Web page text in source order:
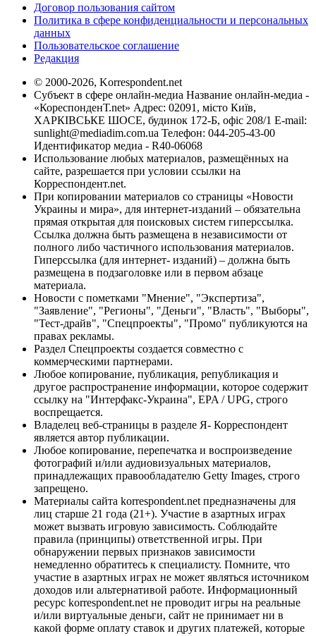
Договор пользования сайтом
Политика в сфере конфиденциальности и персональных
данных
Пользовательское соглашение
Редакция
© 2000-2026, Korrespondent.net
Субъект в сфере онлайн-медиа Название онлайн-медиа -
«КореспонденТ.net» Адрес: 02091, місто Київ,
ХАРКІВСЬКЕ ШОСЕ, будинок 172-Б, офіс 208/1 E-mail:
sunlight@mediadim.com.ua Телефон: 044-205-43-00
Идентификатор медиа - R40-06068
Использование любых материалов, размещённых на
сайте, разрешается при условии ссылки на
Корреспондент.net.
При копировании материалов со страницы «Новости
Украины и мира», для интернет-изданий – обязательна
прямая открытая для поисковых систем гиперссылка.
Ссылка должна быть размещена в независимости от
полного либо частичного использования материалов.
Гиперссылка (для интернет- изданий) – должна быть
размещена в подзаголовке или в первом абзаце
материала.
Новости с пометками "Мнение", "Экспертиза",
"Заявление", "Регионы", "Деньги", "Власть", "Выборы",
"Тест-драйв", "Спецпроекты", "Промо" публикуются на
правах рекламы.
Раздел Спецпроекты создается совместно с
коммерческими партнерами.
Любое копирование, публикация, републикация и
другое распространение информации, которое содержит
ссылку на "Интерфакс-Украина", EPA / UPG, строго
воспрещается.
Владелец веб-страницы в разделе Я- Корреспондент
является автор публикации.
Любое копирование, перепечатка и воспроизведение
фотографий и/или аудиовизуальных материалов,
принадлежащих правообладателю Getty Images, строго
запрещено.
Материалы сайта korrespondent.net предназначены для
лиц старше 21 года (21+). Участие в азартных играх
может вызвать игровую зависимость. Соблюдайте
правила (принципы) ответственной игры. При
обнаружении первых признаков зависимости
немедленно обратитесь к специалисту. Помните, что
участие в азартных играх не может являться источником
доходов или альтернативой работе. Информационный
ресурс korrespondent.net не проводит игры на реальные
и/или виртуальные деньги, сайт не принимает ни в
какой форме оплату ставок и других платежей, которые